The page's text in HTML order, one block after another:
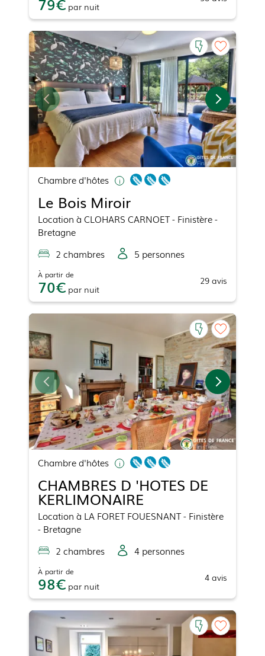
par nuit
Chambre d'hôtes
Le Bois Miroir
Location à CLOHARS CARNOET- Finistère -
Bretagne
2 chambres 5 personnes
À partir de
70 par nuit
29 avis
Chambre d'hôtes
CHAMBRES D 'HOTES DE
KERLIMONAIRE
Location à LA FORET FOUESNANT- Finistère
- Bretagne
2 chambres 4 personnes
À partir de
98 par nuit
4 avis